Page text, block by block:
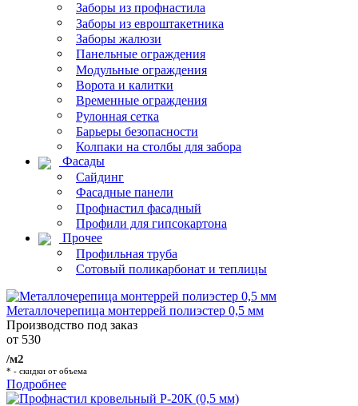
Заборы из профнастила
Заборы из евроштакетника
Заборы жалюзи
Панельные ограждения
Модульные ограждения
Ворота и калитки
Временные ограждения
Рулонная сетка
Барьеры безопасности
Колпаки на столбы для забора
Фасады
Сайдинг
Фасадные панели
Профнастил фасадный
Профили для гипсокартона
Прочее
Профильная труба
Сотовый поликарбонат и теплицы
Металлочерепица монтеррей полиэстер 0,5 мм
Производство под заказ
от 530
/м2
* - скидки от объема
Подробнее